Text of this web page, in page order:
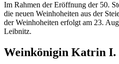
Im Rahmen der Eröffnung der 50.
die neuen Weinhoheiten aus der
der Weinhoheiten erfolgt am 23.
Leibnitz.
Weinkönigin Katrin I.